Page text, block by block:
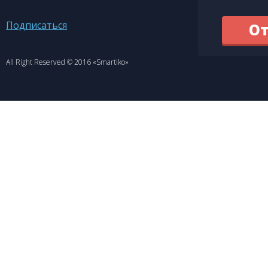
Подписаться
All Right Reserved © 2016 «Smartiko»